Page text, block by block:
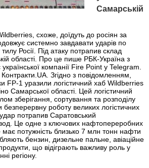
Самарській
схоже, доїдуть до росіян за
системно завдавати ударів по
Росії. Під атаку потрапив склад
області. Про це пише РБК-Україна з
компанії Fire Point у Telegram.
Згідно з повідомленням,
FP-1 уразили логістичний хаб Wildberries
Самарської області. Цей логістичний
зберігання, сортування та розподілу
безперервну роботу великих логістичних
потрапив Саратовський
Це одне з ключових нафтопереробних
має потужність близько 7 млн тонн нафти
бензин, дизельне пальне, авіаційне
що відіграють важливу роль у
регіону.